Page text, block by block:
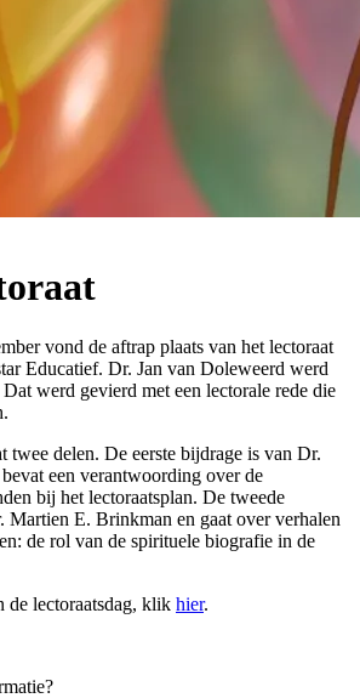
vond de aftrap plaats van het lectoraat
Educatief. Dr. Jan van Doleweerd werd
werd gevierd met een lectorale rede die
twee delen. De eerste bijdrage is van Dr.
een verantwoording over de
bij het lectoraatsplan. De tweede
Martien E. Brinkman en gaat over verhalen
de rol van de spirituele biografie in de
de lectoraatsdag, klik hier.